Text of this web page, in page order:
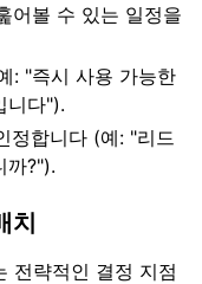
어볼 수 있는 일정을
: "즉시 사용 가능한
니다").
정합니다 (예: "리드
까?").
치
전략적인 결정 지점